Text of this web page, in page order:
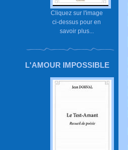
Cliquez sur l'image
ci-dessus pour en
savoir plus...
L'AMOUR IMPOSSIBLE